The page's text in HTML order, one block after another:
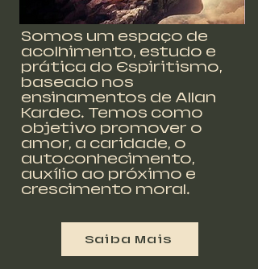
Somos um espaço de
acolhimento, estudo e
prática do Espiritismo,
baseado nos
ensinamentos de Allan
Kardec. Temos como
objetivo promover o
amor, a caridade, o
autoconhecimento,
auxílio ao próximo e
crescimento moral.
Saiba Mais